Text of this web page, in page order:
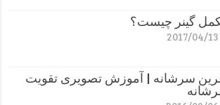
گینر چیست؟
2017/04/13
سرشانه | آموزش تصویری تقویت